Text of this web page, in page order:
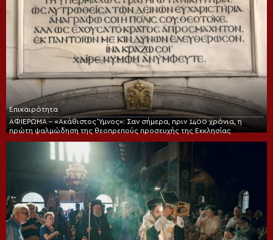
Επικαιρότητα
ΑΦΙΕΡΩΜΑ – «Ακάθιστος Ύμνος»: Σαν σήμερα, πριν 1400 χρόνια, η
πρώτη ψαλμώδηση της θεοπρεπούς προσευχής της Εκκλησίας